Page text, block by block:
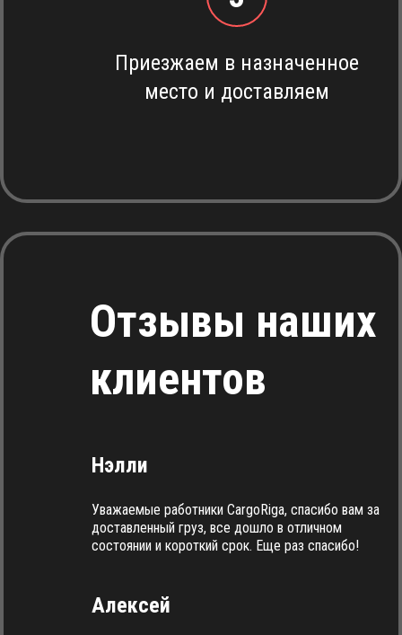
Приезжаем в назначенное
место и доставляем
Отзывы наших
клиентов
Нэлли
Уважаемые работники CargoRiga, спасибо вам за
доставленный груз, все дошло в отличном
состоянии и короткий срок. Еще раз спасибо!
Алексей